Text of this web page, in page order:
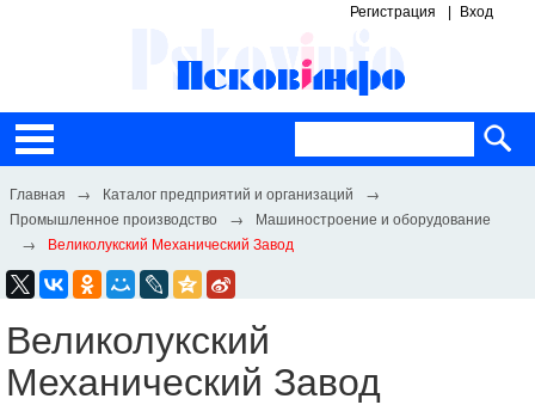
Регистрация Вход
Каталог предприятий и организаций
Промышленное производство
Машиностроение и оборудование
Великолукский Механический Завод
Великолукский
Механический Завод